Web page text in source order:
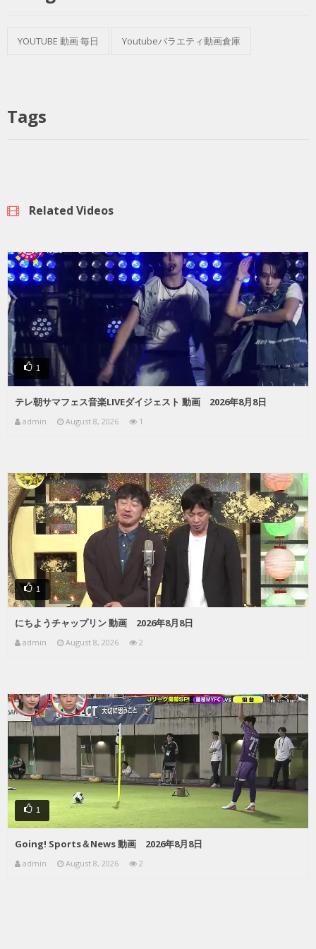
YOUTUBE 動画 毎日 Youtubeバラエティ動画倉庫
Tags
Related Videos
1
テレ朝サマフェス音楽LIVEダイジェスト 動画 2026年8月8日
admin August 8, 2026 1
1
にちようチャップリン 動画 2026年8月8日
admin August 8, 2026 2
1
Going! Sports＆News 動画 2026年8月8日
admin August 8, 2026 2